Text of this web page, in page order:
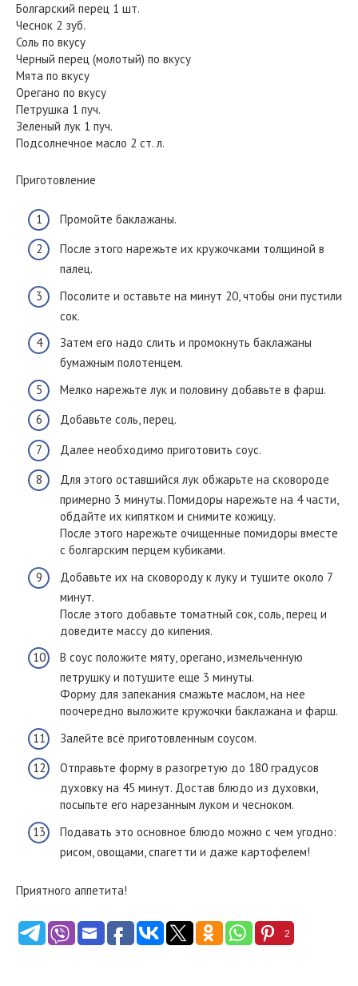
Болгарский перец 1 шт.
Чеснок 2 зуб.
Соль по вкусу
Черный перец (молотый) по вкусу
Мята по вкусу
Орегано по вкусу
Петрушка 1 пуч.
Зеленый лук 1 пуч.
Подсолнечное масло 2 ст. л.
Приготовление
Промойте баклажаны.
После этого нарежьте их кружочками толщиной в
палец.
Посолите и оставьте на минут 20, чтобы они пустили
сок.
Затем его надо слить и промокнуть баклажаны
бумажным полотенцем.
Мелко нарежьте лук и половину добавьте в фарш.
Добавьте соль, перец.
Далее необходимо приготовить соус.
Для этого оставшийся лук обжарьте на сковороде
примерно 3 минуты. Помидоры нарежьте на 4 части,
обдайте их кипятком и снимите кожицу.
После этого нарежьте очищенные помидоры вместе
с болгарским перцем кубиками.
Добавьте их на сковороду к луку и тушите около 7
минут.
После этого добавьте томатный сок, соль, перец и
доведите массу до кипения.
В соус положите мяту, орегано, измельченную
петрушку и потушите еще 3 минуты.
Форму для запекания смажьте маслом, на нее
поочередно выложите кружочки баклажана и фарш.
Залейте всё приготовленным соусом.
Отправьте форму в разогретую до 180 градусов
духовку на 45 минут. Достав блюдо из духовки,
посыпьте его нарезанным луком и чесноком.
Подавать это основное блюдо можно с чем угодно:
рисом, овощами, спагетти и даже картофелем!
Приятного аппетита!
2